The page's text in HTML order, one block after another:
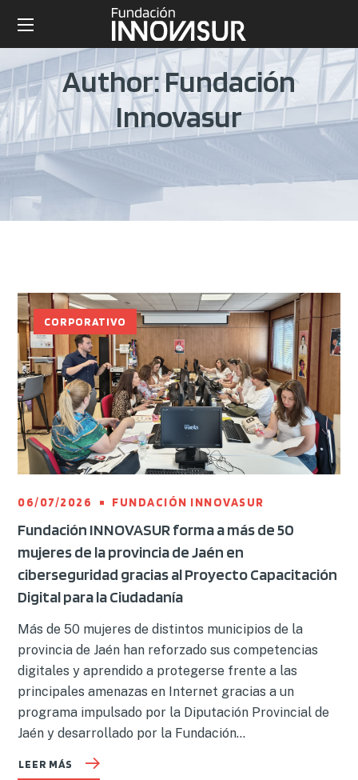
Author: Fundación
Innovasur
CORPORATIVO
06/07/2026 FUNDACIÓN INNOVASUR
Fundación INNOVASUR forma a más de 50
mujeres de la provincia de Jaén en
ciberseguridad gracias al Proyecto Capacitación
Digital para la Ciudadanía
Más de 50 mujeres de distintos municipios de la
provincia de Jaén han reforzado sus competencias
digitales y aprendido a protegerse frente a las
principales amenazas en Internet gracias a un
programa impulsado por la Diputación Provincial de
Jaén y desarrollado por la Fundación...
LEER MÁS